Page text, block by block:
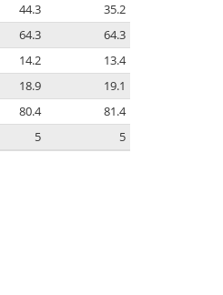
44.3
35.2
64.3
64.3
14.2
13.4
18.9
19.1
80.4
81.4
5 5